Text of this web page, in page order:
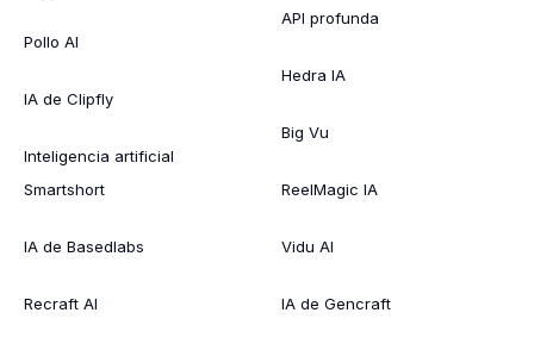
Pollo AI
IA de Clipfly
Inteligencia artificial
Smartshort
IA de Basedlabs
Recraft AI
API profunda
Hedra IA
Big Vu
ReelMagic IA
Vidu AI
IA de Gencraft